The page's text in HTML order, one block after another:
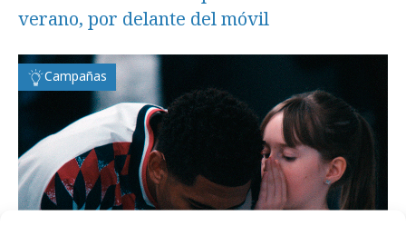
verano, por delante del móvil
Campañas